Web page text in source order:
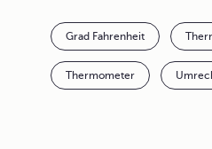
Grad Fahrenheit
Thermometer